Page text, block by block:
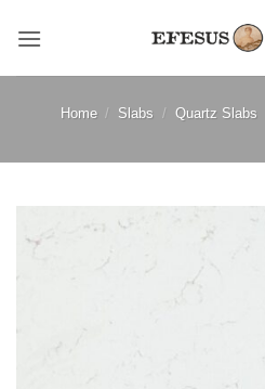
Home / Slabs / Quartz Slabs